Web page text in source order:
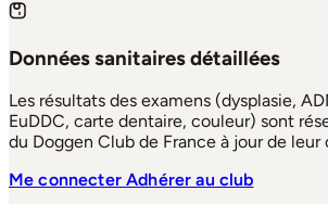
Données sanitaires détaillées
Les résultats des examens (dysplasie,
EuDDC, carte dentaire, couleur) sont
du Doggen Club de France à jour de leur
Me connecterAdhérer au club